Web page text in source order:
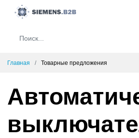
Главная Товарные предложения